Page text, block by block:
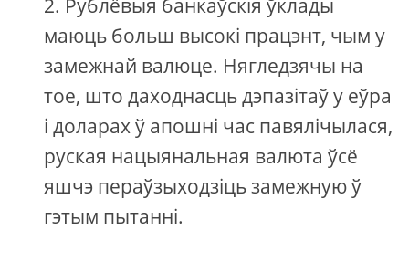
Рублёвыя банкаўскія ўклады
маюць больш высокі працэнт, чым у
замежнай валюце. Нягледзячы на ​​
тое, што даходнасць дэпазітаў у еўра
і доларах ў апошні час павялічылася,
руская нацыянальная валюта ўсё
яшчэ пераўзыходзіць замежную ў
гэтым пытанні.